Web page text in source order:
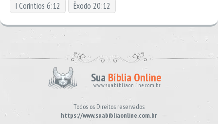
I Coríntios 6:12
Êxodo 20:12
Sua Bíblia Online
www.suabibliaonline.com.br
Todos os Direitos reservados
https://www.suabibliaonline.com.br